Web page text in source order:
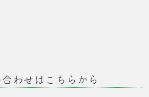
合わせはこちらから